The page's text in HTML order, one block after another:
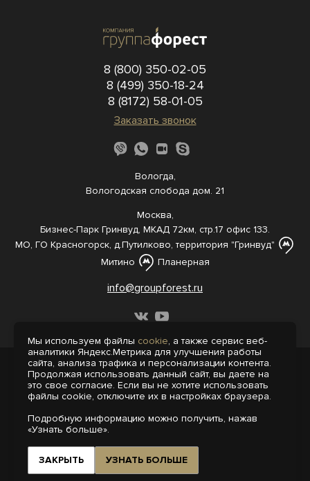
8 (800) 350-02-05
8 (499) 350-18-24
8 (8172) 58-01-05
Заказать звонок
Вологда,
Вологодская слобода дом. 21
Москва,
Бизнес-Парк Гринвуд, МКАД 72км, стр.17 офис 133.
МО, ГО Красногорск, д.Путилково, территория "Гринвуд"
Митино
Планерная
info@groupforest.ru
© 2005-, 2026 Все права защищены
Информация, представленная на сайте,
не является публичной офертой.
Пользовательское соглашение
Интернет-агентство «Пегас»
Поддержка сайта на 1С-Битрикс
Мы используем файлы cookie, а также сервис веб-
аналитики Яндекс.Метрика для улучшения работы
сайта, анализа трафика и персонализации контента.
Продолжая использовать данный сайт, вы даете на
это свое согласие. Если вы не хотите использовать
файлы cookie, отключите их в настройках браузера.
Подробную информацию можно получить, нажав
«Узнать больше».
ЗАКРЫТЬ УЗНАТЬ БОЛЬШЕ